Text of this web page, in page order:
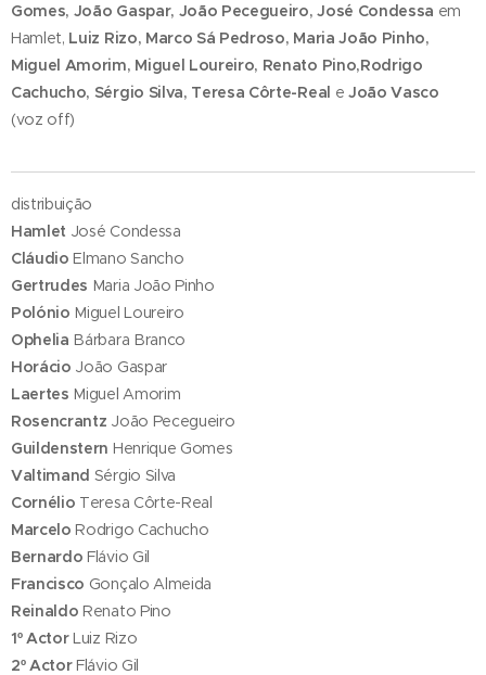
Gomes, João Gaspar, João Pecegueiro, José Condessa em
Hamlet, Luiz Rizo, Marco Sá Pedroso, Maria João Pinho,
Miguel Amorim, Miguel Loureiro, Renato Pino,Rodrigo
Cachucho, Sérgio Silva, Teresa Côrte-Real e João Vasco
(voz off)
distribuição
Hamlet José Condessa
Cláudio Elmano Sancho
Gertrudes Maria João Pinho
Polónio Miguel Loureiro
Ophelia Bárbara Branco
Horácio João Gaspar
Laertes Miguel Amorim
Rosencrantz João Pecegueiro
Guildenstern Henrique Gomes
Valtimand Sérgio Silva
Cornélio Teresa Côrte-Real
Marcelo Rodrigo Cachucho
BernardoFlávio Gil
Francisco Gonçalo Almeida
Reinaldo Renato Pino
1º ActorLuiz Rizo
2º ActorFlávio Gil